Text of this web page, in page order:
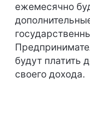
ежемесячно
будут платить
своего дохода.